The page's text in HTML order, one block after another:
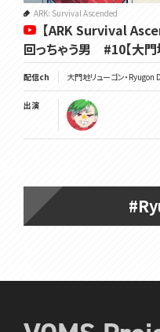
ARK: Survival Ascended
【ARK Survival
回っちゃう男 #10【大門
配信ch 大門地リューゴン・
出演